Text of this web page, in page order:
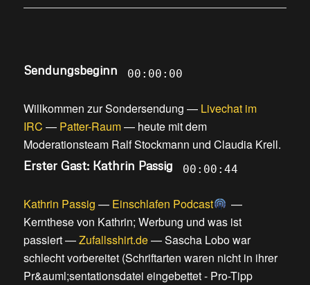
Sendungsbeginn 00:00:00
Willkommen zur Sondersendung — Livechat im
IRC — Patter-Raum— heute mit dem
Moderationsteam Ralf Stockmann und Claudia Krell.
Erster Gast: Kathrin Passig 00:00:44
Kathrin Passig — Einschlafen Podcast
—
Kernthese von Kathrin; Werbung und was ist
passiert—Zufallsshirt.de—Sascha Lobo war
schlecht vorbereitet(Schriftarten waren nicht in ihrer
Pr&auml;sentationsdatei eingebettet - Pro-Tipp